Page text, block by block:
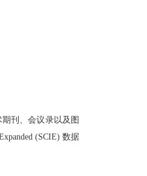
刊、会议录以及图
(SCIE) 数据